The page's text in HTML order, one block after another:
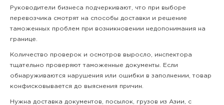
Руководители бизнеса подчеркивают, что при выборе
перевозчика смотрят на способы доставки и решение
таможенных проблем при возникновении недопонимания на
границе.
Количество проверок и осмотров выросло, инспектора
тщательно проверяют таможенные документы. Если
обнаруживаются нарушения или ошибки в заполнении, товар
конфисковывается до выяснения причин.
Нужна доставка документов, посылок, грузов из Азии, с